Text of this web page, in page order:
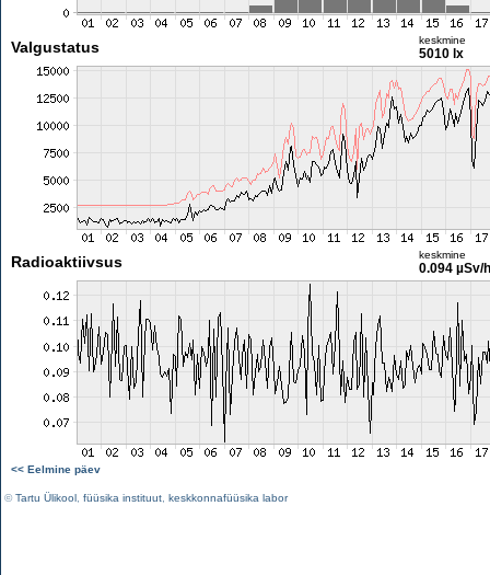
Valgustatus keskmine
5010 lx
Radioaktiivsus keskmine
0.094 µSv/h
<< Eelmine päev
©Tartu Ülikool füüsika instituut keskkonnafüüsika labor